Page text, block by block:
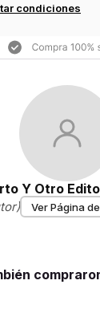
condiciones
Y Otro
Ver Página